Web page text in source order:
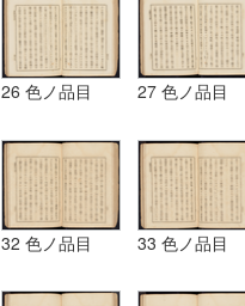
26 色ノ品目 27 色ノ品目
32 色ノ品目 33 色ノ品目